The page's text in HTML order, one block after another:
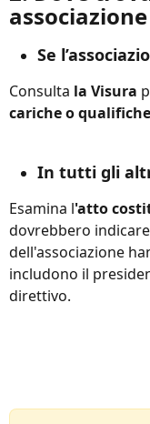
Se
Consulta la Visura
cariche o qualifiche
In tutti gli
Esamina l'atto
dovrebbero
dell'associazione
includono il
direttivo.